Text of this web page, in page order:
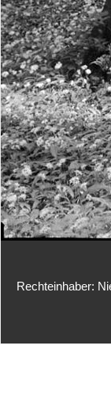
Rechteinhaber: